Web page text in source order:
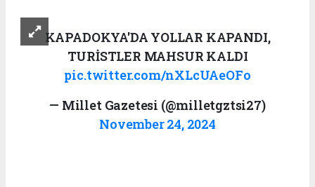
KAPADOKYA'DA YOLLAR KAPANDI,
TURİSTLER MAHSUR KALDI
pic.twitter.com/nXLcUAeOFo
— Millet Gazetesi (@milletgztsi27)
November 24, 2024